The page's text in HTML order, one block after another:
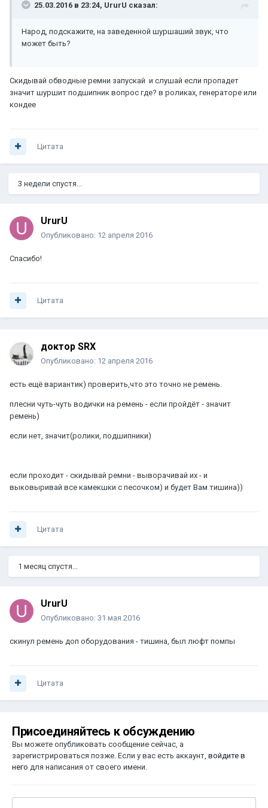
25.03.2016 в 23:24, UrurU сказал:
Народ, подскажите, на заведенной шуршаший звук, что
может быть?
Скидывай обводные ремни запускай и слушай если пропадет
значит шуршит подшипник вопрос где? в роликах, генераторе или
кондее
Цитата
3 недели спустя...
UrurU
Опубликовано: 12 апреля 2016
Спасибо!
Цитата
доктор SRX
Опубликовано: 12 апреля 2016
есть ещё вариантик) проверить,что это точно не ремень.
плесни чуть-чуть водички на ремень - если пройдёт - значит
ремень)
если нет, значит(ролики, подшипники)
если проходит - скидывай ремни - выворачивай их - и
выковыривай все камекшки с песочком) и будет Вам тишина))
Цитата
1 месяц спустя...
UrurU
Опубликовано: 31 мая 2016
скинул ремень доп оборудования - тишина, был люфт помпы
Цитата
Присоединяйтесь к обсуждению
Вы можете опубликовать сообщение сейчас, а
зарегистрироваться позже. Если у вас есть аккаунт, войдите в
него для написания от своего имени.